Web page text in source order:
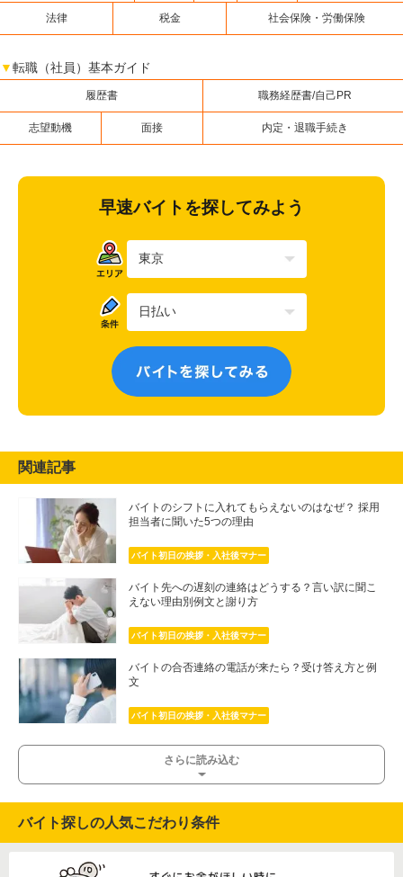
法律 税金 社会保険・労働保険
▼転職（社員）基本ガイド
履歴書 職務経歴書/自己PR
志望動機 面接 内定・退職手続き
早速バイトを探してみよう
関連記事
バイトのシフトに入れてもらえないのはなぜ？ 採用
担当者に聞いた5つの理由
バイト初日の挨拶・入社後マナー
バイト先への遅刻の連絡はどうする？言い訳に聞こ
えない理由別例文と謝り方
バイト初日の挨拶・入社後マナー
バイトの合否連絡の電話が来たら？受け答え方と例
文
バイト初日の挨拶・入社後マナー
さらに読み込む
バイト探しの人気こだわり条件